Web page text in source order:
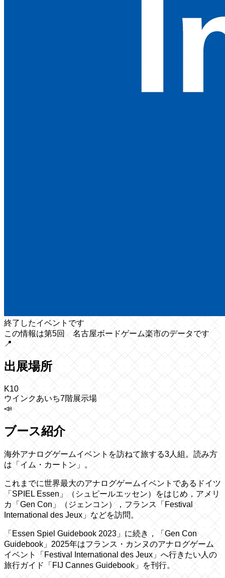
終了したイベントです
この情報は第5回 名古屋ボードゲーム楽市のデータです
📍
出展場所
K10
ウインクあいち7階展示場
📣
ブース紹介
海外アナログゲームイベントを訪ねて旅する3人組。読み方
は「イム・カートン」。
これまでに世界最大のアナログゲームイベントであるドイツ
「SPIEL Essen」（シュピールエッセン）をはじめ，アメリ
カ「Gen Con」（ジェンコン），フランス「Festival
International des Jeux」などを訪問。
「Essen Spiel Guidebook 2023」に続き，「Gen Con
Guidebook」2025年はフランス・カンヌのアナログゲーム
イベント「Festival International des Jeux」へ行きたい人の
旅行ガイド「FIJ Cannes Guidebook」を刊行。